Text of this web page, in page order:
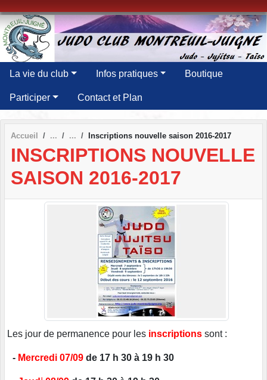
La vie du club Infos pratiques Boutique
Participer Contact et Plan
Accueil Inscriptions nouvelle saison 2016-2017
INSCRIPTIONS NOUVELLE
SAISON 2016-2017
Les jour de permanence pour les inscriptions sont :
- Mercredi 07/09 de 17 h 30 à 19 h 30